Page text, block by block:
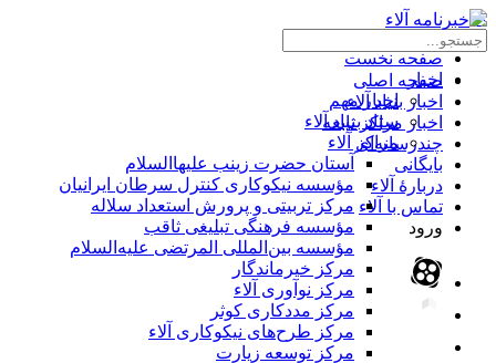
صفحه نخست
اخبار
اخبار مهم
ستاد بنیاد آلاء
مراکز آلاء
آستان حضرت زینب علیهاالسلام
مؤسسه نیکوکاری کنترل سرطان ایرانیان
مرکز تربیتی و پرورش استعداد سلاله
مؤسسه فرهنگی تبلیغی ثاقب
مؤسسه بین‌المللی المرتضی علیه‌السلام
مرکز خیرماندگار
مرکز نوآوری آلاء
مرکز مددکاری کوثر
مرکز طرح‌های نیکوکاری آلاء
مرکز توسعه زیارت
×
صفحه اصلی
اخبار بنیاد آلاء
اخبار مراکز تابعه
چندرسانه‌ای
بایگانی
دربارۀ آلاء
تماس با آلاء
ورود